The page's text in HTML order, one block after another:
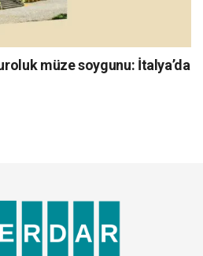
müze soygunu: İtalya’da